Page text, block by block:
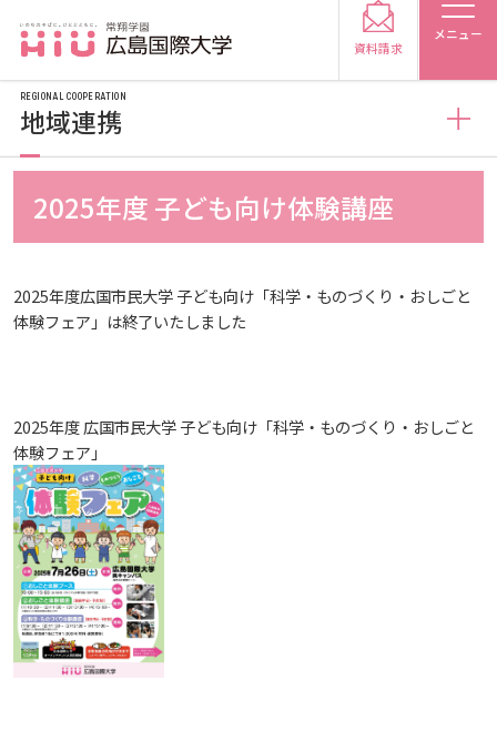
メニュー
受験生の方
受験生の保護者の方
保護者の方
大学紹介
広島国際大学の概要
建学の精神
情報の公表
入試情報
入試最新情報
学部
資料請求
2025年度 子ども向け体験講座
2025年度広国市民大学 子ども向け「科学・ものづくり・おしごと
体験フェア」は終了いたしました
2025年度 広国市民大学 子ども向け「科学・ものづくり・おしごと
体験フェア」
REGIONAL COOPERATION
地域連携
地域連携
公開講座
高大連携
子ども向け体験講座
子ども向け体験講座 過去の開講コース
ボランティア活動
広島国際大学Town＆Gownoffice東広島健
幸ステーション
科目等履修生制度